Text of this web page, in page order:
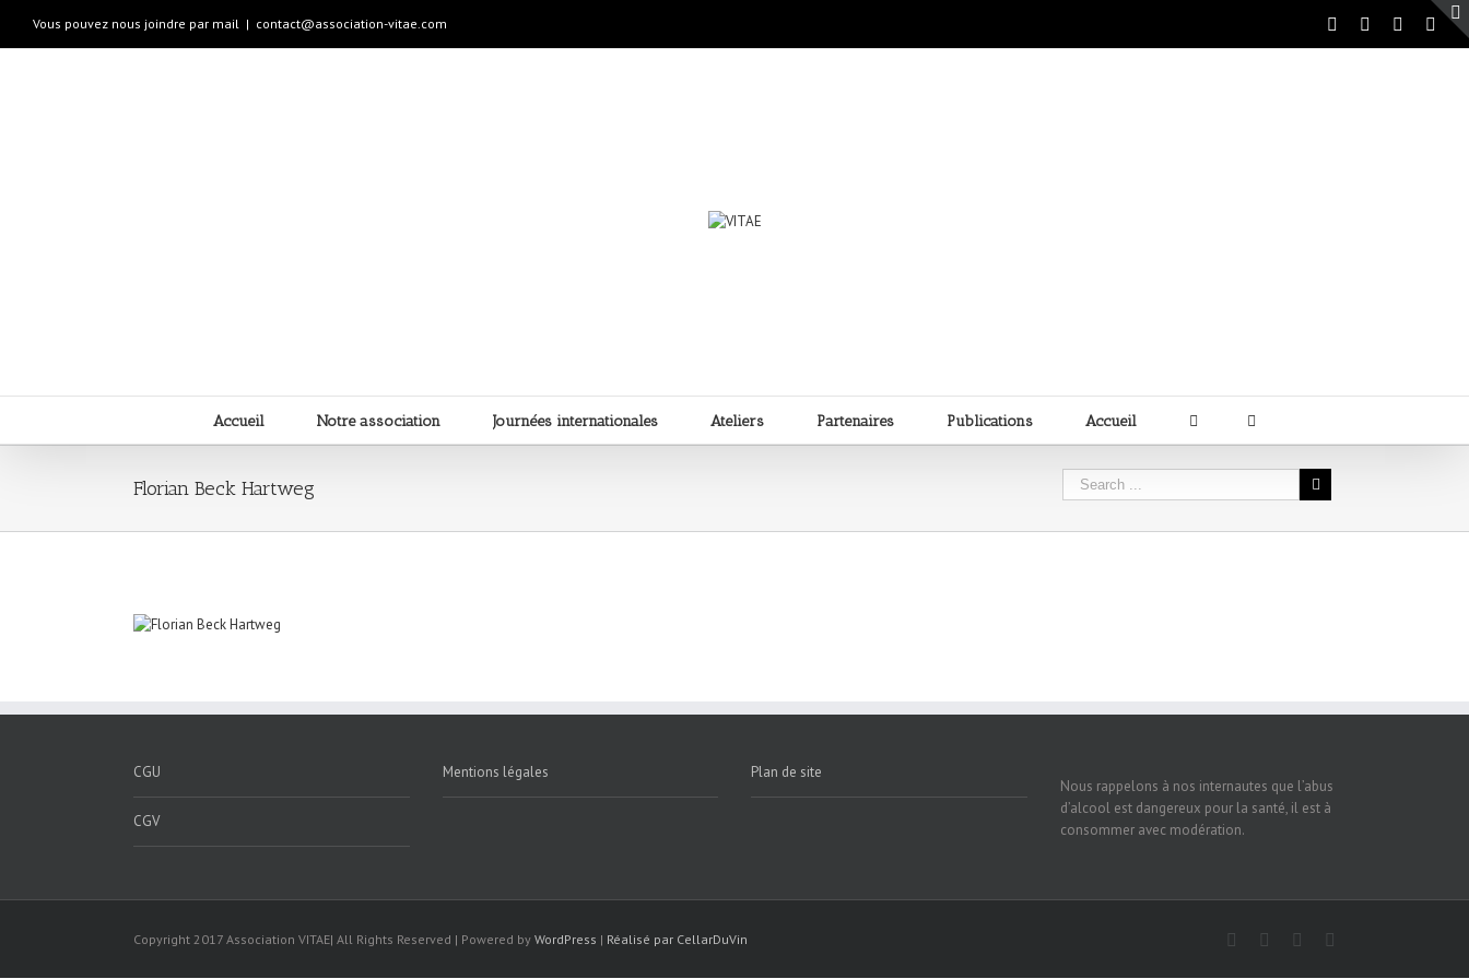
Vous pouvez nous joindre par mail | contact@association-vitae.com
Accueil Notre association Journées internationales Ateliers Partenaires Publications Accueil
Florian Beck Hartweg
CGU
CGV
Mentions légales Plan de site
Nous rappelons à nos internautes que l’abus
d’alcool est dangereux pour la santé, il est à
consommer avec modération.
Copyright 2017 Association VITAE| All Rights Reserved | Powered by WordPress | Réalisé par CellarDuVin